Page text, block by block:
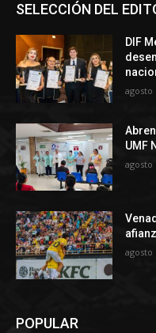
SELECCIÓN DEL
DIF
agosto
UMF
agosto
agosto
POPULAR